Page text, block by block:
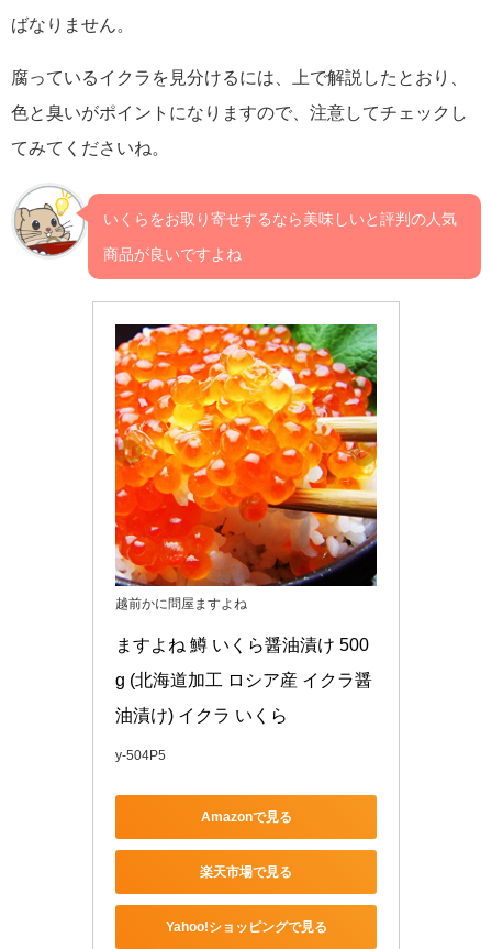
ばなりません。
腐っているイクラを見分けるには、上で解説したとおり、
色と臭いがポイントになりますので、注意してチェックし
てみてくださいね。
いくらをお取り寄せするなら美味しいと評判の人気
商品が良いですよね
越前かに問屋ますよね
ますよね 鱒 いくら醤油漬け 500
g (北海道加工 ロシア産 イクラ醤
油漬け) イクラ いくら
y-504P5
Amazonで見る
楽天市場で見る
Yahoo!ショッピングで見る